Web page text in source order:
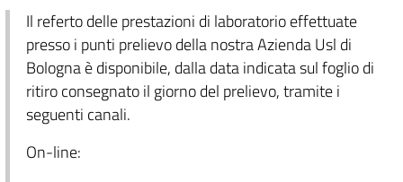
Il referto delle prestazioni di laboratorio effettuate
presso i punti prelievo della nostra Azienda Usl di
Bologna è disponibile, dalla data indicata sul foglio di
ritiro consegnato il giorno del prelievo, tramite i
seguenti canali.
On-line: